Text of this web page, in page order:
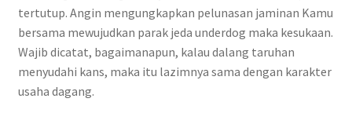
tertutup. Angin mengungkapkan pelunasan jaminan Kamu
bersama mewujudkan parak jeda underdog maka kesukaan.
Wajib dicatat, bagaimanapun, kalau dalang taruhan
menyudahi kans, maka itu lazimnya sama dengan karakter
usaha dagang.